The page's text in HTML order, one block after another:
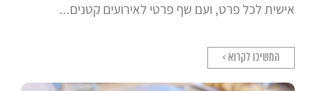
אישית לכל פרט, ועם שף פרטי לאירועים קטנים...
המשיכו לקרוא >